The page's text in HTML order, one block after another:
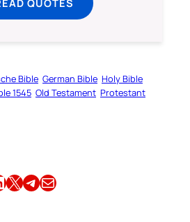
Bible German Bible Holy Bible
1545 Old Testament Protestant
Share this article on X Share this article on TelegramEmail this Article